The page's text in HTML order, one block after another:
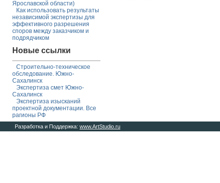
Ярославской области)
Как использовать результаты
независимой экспертизы для
эффективного разрешения
споров между заказчиком и
подрядчиком
Новые ссылки
Строительно-техническое
обследование. Южно-
Сахалинск
Экспертиза смет Южно-
Сахалинск
Экспертиза изысканий
проектной документации. Все
рагионы РФ
Разработка и Поддержка: www.ArtStudio.ru